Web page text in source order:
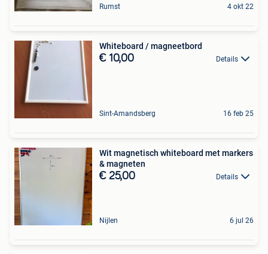
Rumst 4 okt 22
Whiteboard / magneetbord
€ 10,00 Details
Sint-Amandsberg 16 feb 25
Wit magnetisch whiteboard met markers
& magneten
€ 25,00 Details
Nijlen 6 jul 26